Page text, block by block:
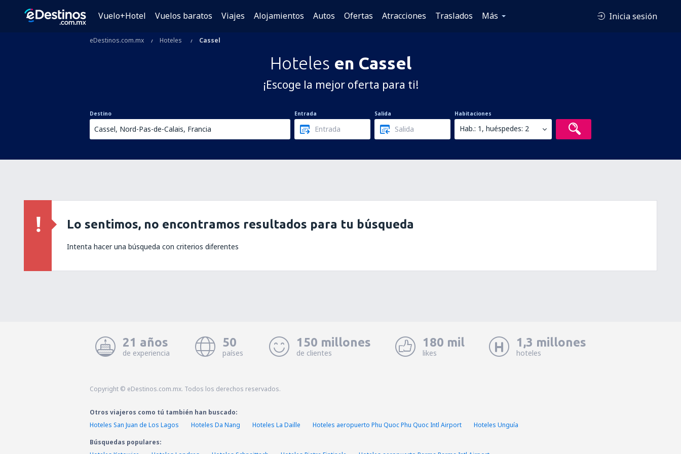
Vuelo+Hotel Vuelos baratos Viajes Alojamientos Autos Ofertas Atracciones Traslados Más Inicia sesión
eDestinos.com.mx Hoteles Cassel
Hoteles en Cassel
¡Escoge la mejor oferta para ti!
Destino Entrada Salida Habitaciones
Hab.: 1, huéspedes: 2
Lo sentimos, no encontramos resultados para tu búsqueda
Intenta hacer una búsqueda con criterios diferentes
21 años
de experiencia
50
países
150 millones
de clientes
180 mil
likes
1,3 millones
hoteles
Copyright © eDestinos.com.mx. Todos los derechos reservados.
Otros viajeros como tú también han buscado:
Hoteles San Juan de Los Lagos
Hoteles Da Nang Hoteles La Daille Hoteles aeropuerto Phu Quoc Phu Quoc Intl Airport
Hoteles Unguía
Búsquedas populares: